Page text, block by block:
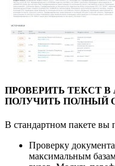
ПРОВЕРИТЬ ТЕКСТ В
ПОЛУЧИТЬ ПОЛНЫЙ
В стандартном пакете вы
Проверку
максимальным